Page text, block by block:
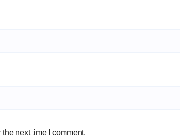
next time I comment.